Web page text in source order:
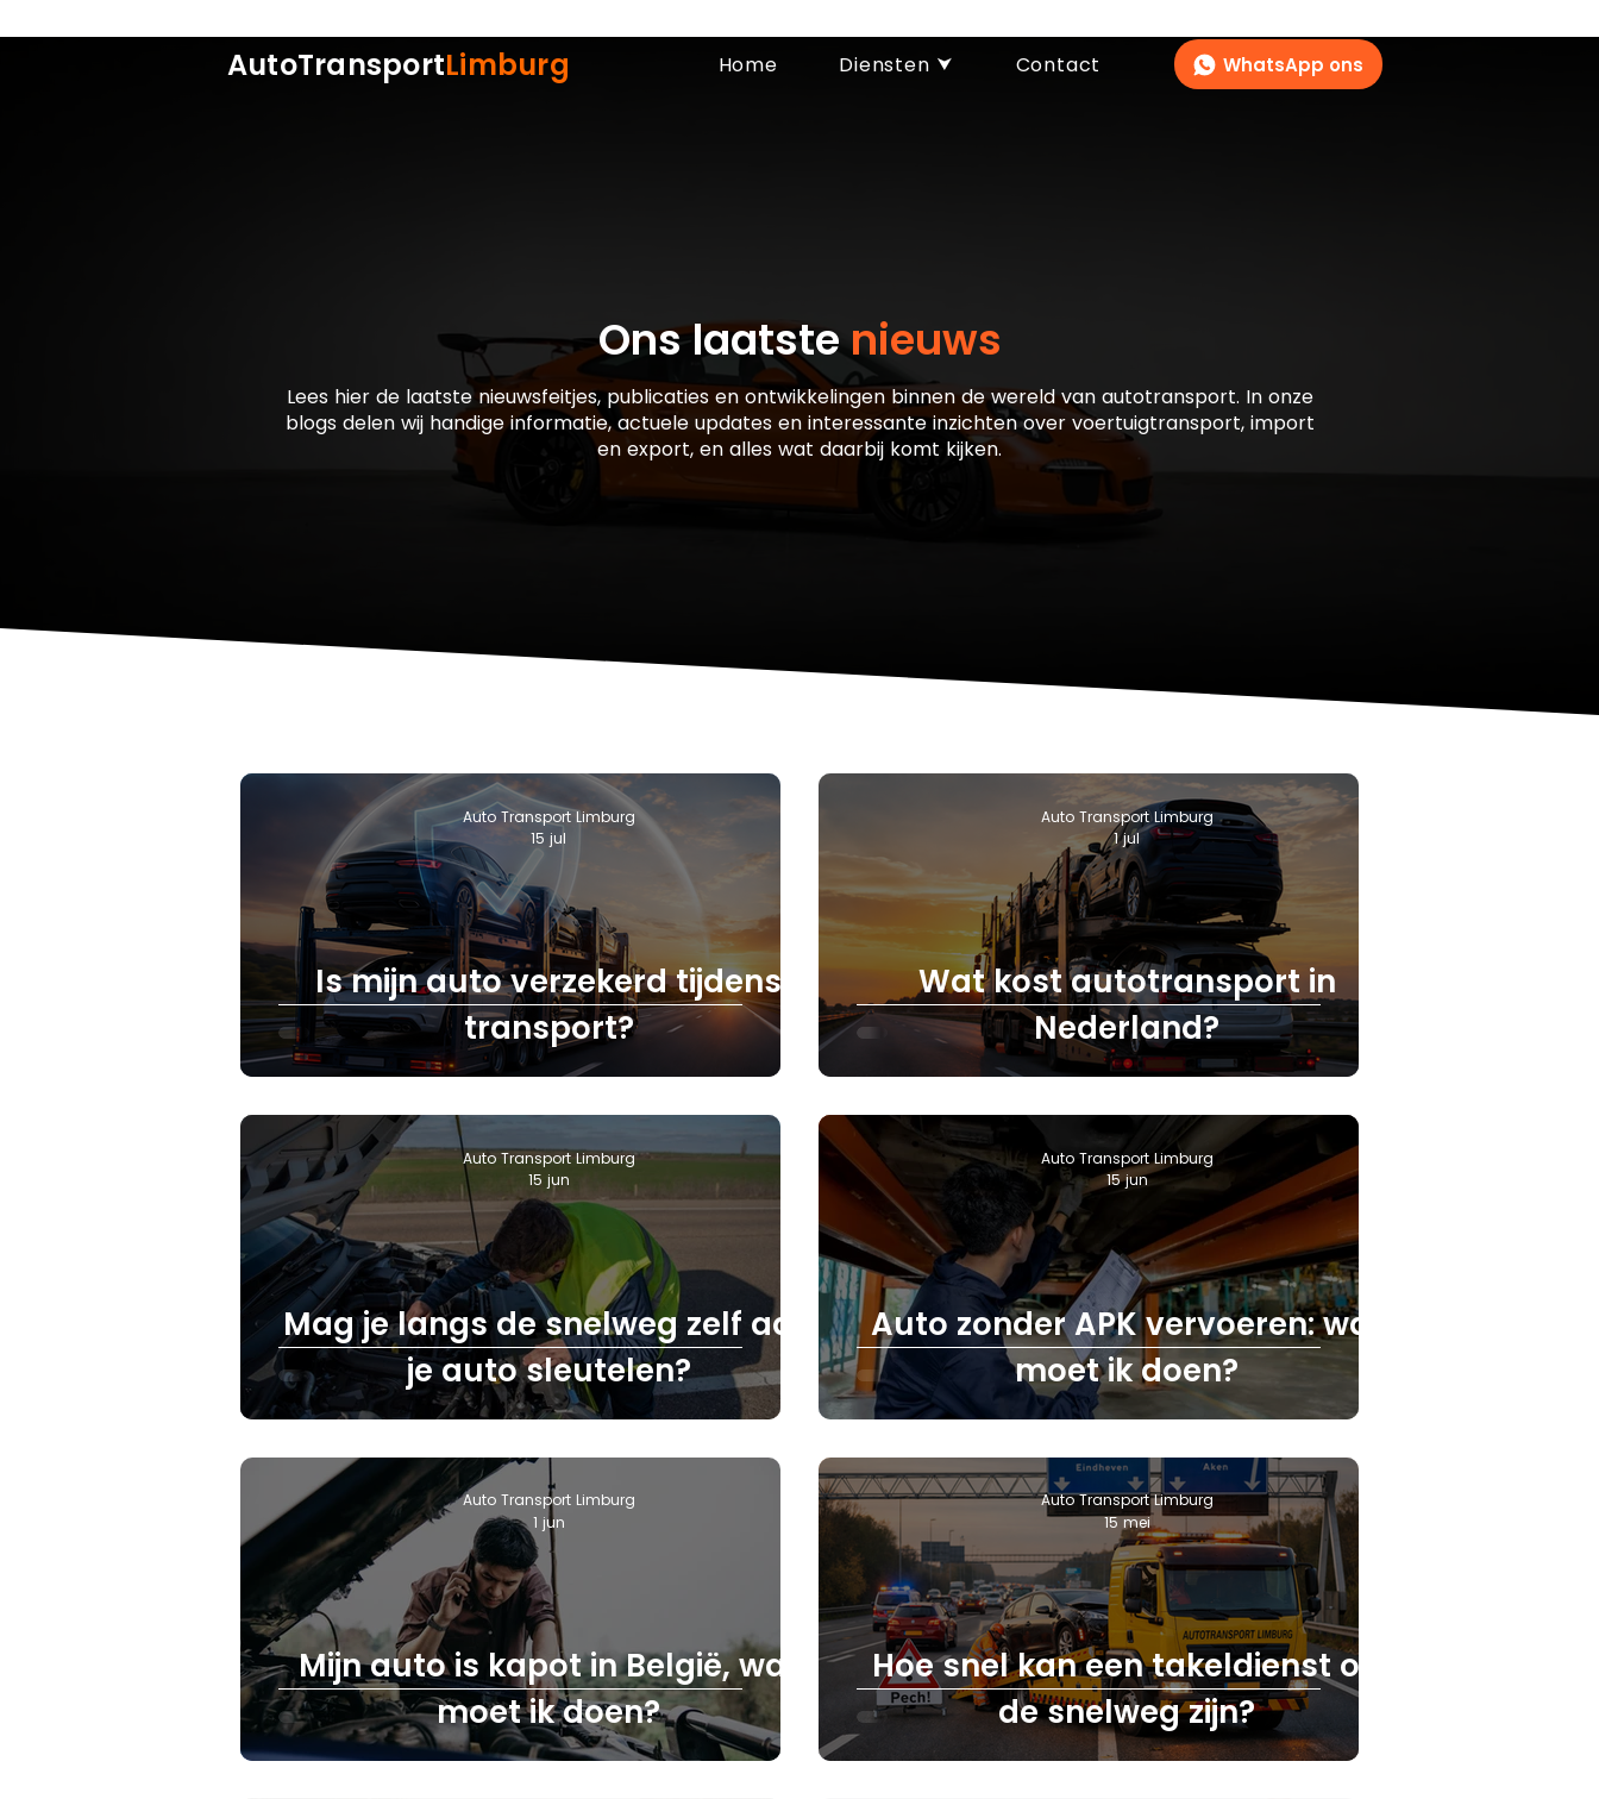
AutoTransportLimburg Home Diensten ⮟ Contact WhatsApp ons
Ons laatste nieuws
Lees hier de laatste nieuwsfeitjes, publicaties en ontwikkelingen binnen de wereld van autotransport. In onze
blogs delen wij handige informatie, actuele updates en interessante inzichten over voertuigtransport, import
en export, en alles wat daarbij komt kijken.
Is mijn auto verzekerd tijdens
transport?
Auto Transport Limburg
15 jul
Wat kost autotransport in
Nederland?
Auto Transport Limburg
1 jul
Mag je langs de snelweg zelf aan
je auto sleutelen?
Auto Transport Limburg
15 jun
Auto zonder APK vervoeren: wat
moet ik doen?
Auto Transport Limburg
15 jun
Mijn auto is kapot in België, wat
moet ik doen?
Auto Transport Limburg
1 jun
Hoe snel kan een takeldienst op
de snelweg zijn?
Auto Transport Limburg
15 mei